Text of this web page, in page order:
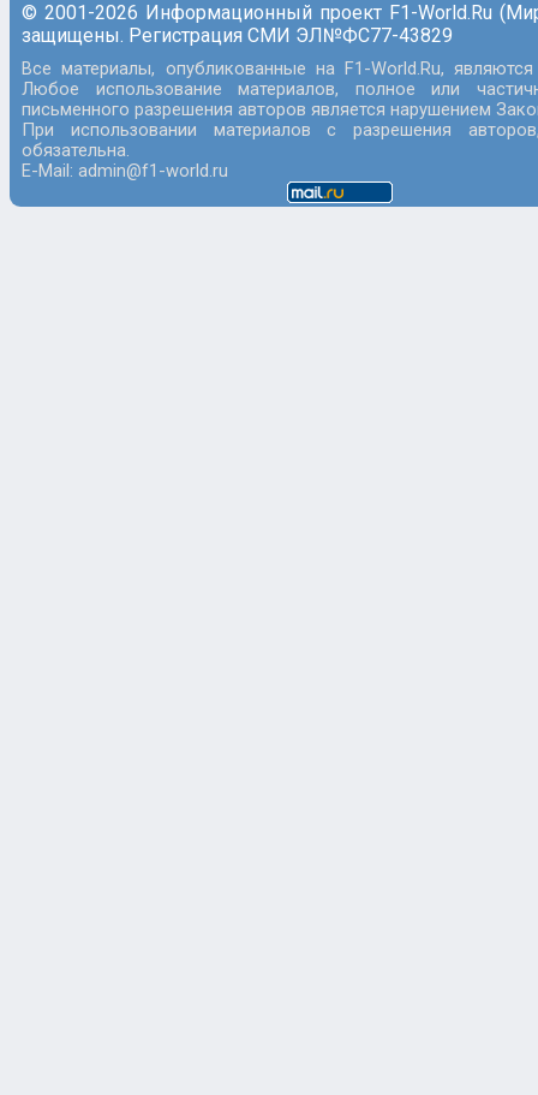
© 2001-2026 Информационный проект F1-World.Ru
защищены. Регистрация СМИ ЭЛ№ФС77-43829
Все материалы, опубликованные на F1-World.Ru,
Любое использование материалов, полное или
письменного разрешения авторов является нарушением
При использовании материалов с разрешения
обязательна.
E-Mail: admin@f1-world.ru